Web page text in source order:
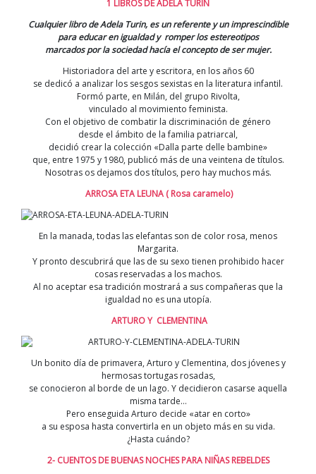
1 LIBROS DE ADELA TURIN
Cualquier libro de Adela Turin, es un referente y un imprescindible
para educar en igualdad y romper los estereotipos
marcados por la sociedad hacía el concepto de ser mujer.
Historiadora del arte y escritora, en los años 60
se dedicó a analizar los sesgos sexistas en la literatura infantil.
Formó parte, en Milán, del grupo Rivolta,
vinculado al movimiento feminista.
Con el objetivo de combatir la discriminación de género
desde el ámbito de la familia patriarcal,
decidió crear la colección «Dalla parte delle bambine»
que, entre 1975 y 1980, publicó más de una veintena de títulos.
Nosotras os dejamos dos títulos, pero hay muchos más.
ARROSA ETA LEUNA ( Rosa caramelo)
En la manada, todas las elefantas son de color rosa, menos
Margarita.
Y pronto descubrirá que las de su sexo tienen prohibido hacer
cosas reservadas a los machos.
Al no aceptar esa tradición mostrará a sus compañeras que la
igualdad no es una utopía.
ARTURO Y CLEMENTINA
Un bonito día de primavera, Arturo y Clementina, dos jóvenes y
hermosas tortugas rosadas,
se conocieron al borde de un lago. Y decidieron casarse aquella
misma tarde…
Pero enseguida Arturo decide «atar en corto»
a su esposa hasta convertirla en un objeto más en su vida.
¿Hasta cuándo?
2- CUENTOS DE BUENAS NOCHES PARA NIÑAS REBELDES